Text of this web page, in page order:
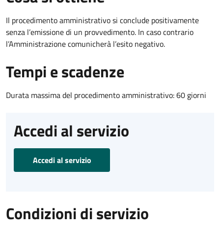
Il procedimento amministrativo si conclude positivamente
senza l’emissione di un provvedimento. In caso contrario
l’Amministrazione comunicherà l’esito negativo.
Tempi e scadenze
Durata massima del procedimento amministrativo: 60 giorni
Accedi al servizio
Accedi al servizio
Condizioni di servizio